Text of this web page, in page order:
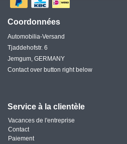
Coordonnées
Automobilia-Versand
Tjaddehofstr. 6
Jemgum, GERMANY
Contact over button right below
Service à la clientèle
Vacances de l'entreprise
Contact
Paiement